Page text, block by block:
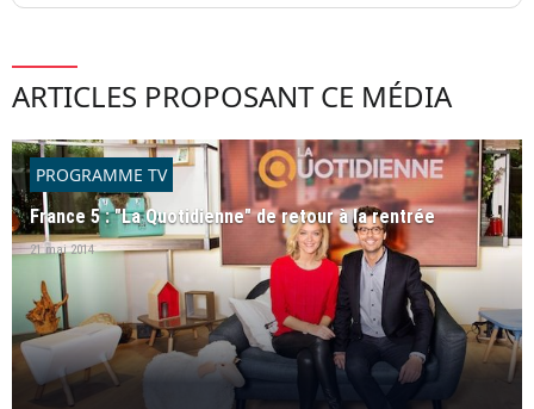
ARTICLES PROPOSANT CE MÉDIA
PROGRAMME TV
France 5 : "La Quotidienne" de retour à la rentrée
21 mai 2014